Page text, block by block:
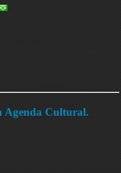
Agenda Cultural.